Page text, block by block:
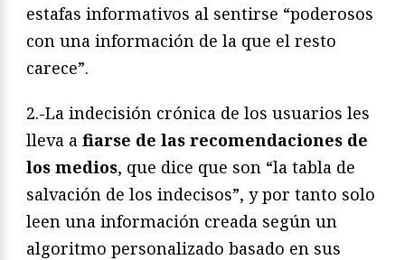
estafas informativos al sentirse “poderosos
con una información de la que el resto
carece”.
2.-La indecisión crónica de los usuarios les
lleva a fiarse de las recomendaciones de
los medios, que dice que son “la tabla de
salvación de los indecisos”, y por tanto solo
leen una información creada según un
algoritmo personalizado basado en sus